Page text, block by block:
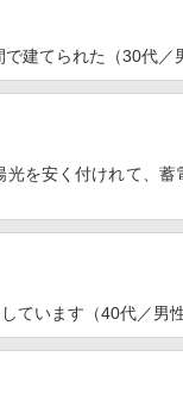
建てられた（30代／
光を安く付けれて、蓄
ています（40代／男性